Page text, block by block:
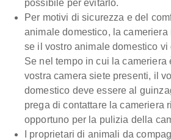
possibile per evitarlo.
Per motivi di sicurezza e del
animale domestico, la
se il vostro animale domestico
Se nel tempo in cui la cameriera
vostra camera siete presenti, il
domestico deve essere al
prega di contattare la cameriera
opportuno per la pulizia della
I proprietari di animali da